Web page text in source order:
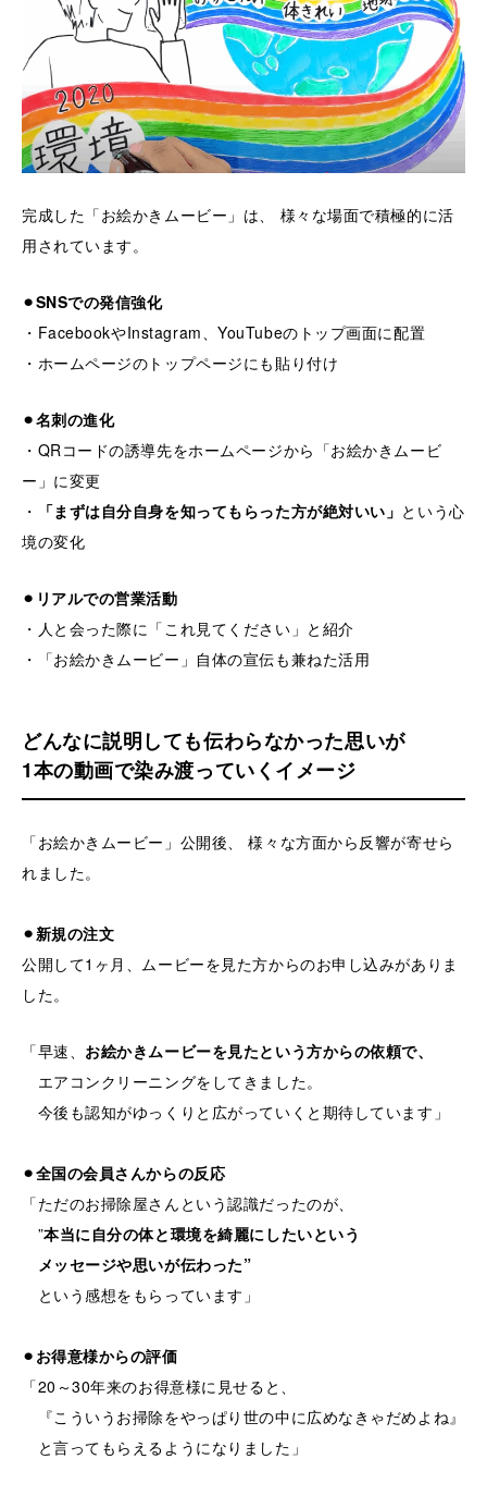
完成した「お絵かきムービー」は、 様々な場面で積極的に活
用されています。
⚫︎SNSでの発信強化
・FacebookやInstagram、YouTubeのトップ画面に配置
・ホームページのトップページにも貼り付け
⚫︎名刺の進化
・QRコードの誘導先をホームページから「お絵かきムービ
ー」に変更
・
「まずは自分自身を知ってもらった方が絶対いい」 という心
境の変化
⚫︎リアルでの営業活動
・人と会った際に「これ見てください」と紹介
・「お絵かきムービー」自体の宣伝も兼ねた活用
どんなに説明しても伝わらなかった思いが
1本の動画で染み渡っていくイメージ
「お絵かきムービー」公開後、 様々な方面から反響が寄せら
れました。
⚫︎新規の注文
公開して1ヶ月、ムービーを見た方からのお申し込みがありま
した。
「早速、 お絵かきムービーを見たという方からの依頼で、
エアコンクリーニングをしてきました。
今後も認知がゆっくりと広がっていくと期待しています」
⚫︎全国の会員さんからの反応
「ただのお掃除屋さんという認識だったのが、
”本当に自分の体と環境を綺麗にしたいという
メッセージや思いが伝わった”
という感想をもらっています」
⚫︎お得意様からの評価
「20～30年来のお得意様に見せると、
『こういうお掃除をやっぱり世の中に広めなきゃだめよね』
と言ってもらえるようになりました」